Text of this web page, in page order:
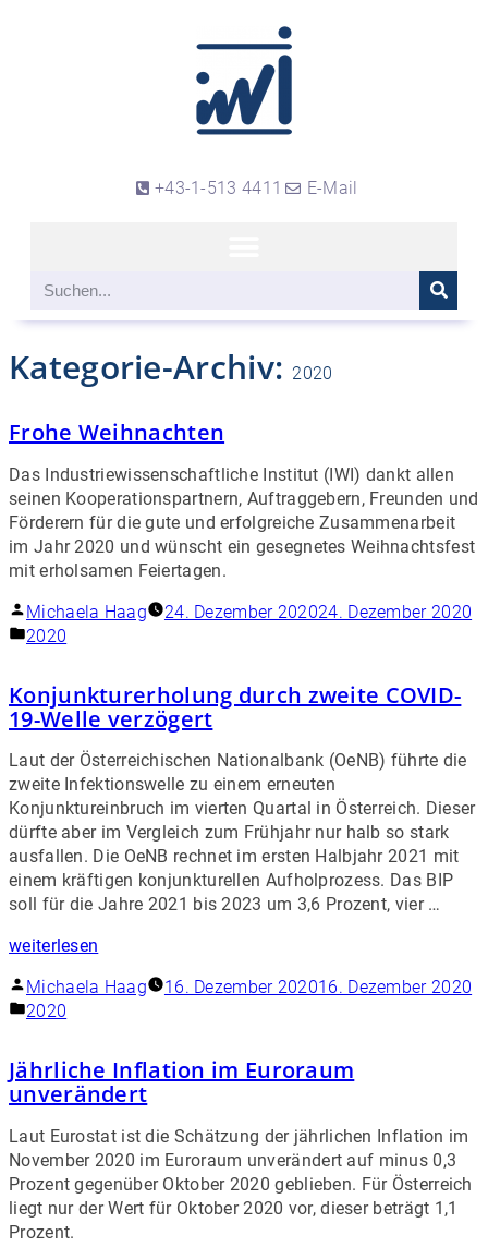
+43-1-513 4411 E-Mail
Kategorie-Archiv: 2020
Frohe Weihnachten
Das Industriewissenschaftliche Institut (IWI) dankt allen
seinen Kooperationspartnern, Auftraggebern, Freunden und
Förderern für die gute und erfolgreiche Zusammenarbeit
im Jahr 2020 und wünscht ein gesegnetes Weihnachtsfest
mit erholsamen Feiertagen.
Michaela Haag
24. Dezember 202024. Dezember 2020
2020
Konjunkturerholung durch zweite COVID-
19-Welle verzögert
Laut der Österreichischen Nationalbank (OeNB) führte die
zweite Infektionswelle zu einem erneuten
Konjunktureinbruch im vierten Quartal in Österreich. Dieser
dürfte aber im Vergleich zum Frühjahr nur halb so stark
ausfallen. Die OeNB rechnet im ersten Halbjahr 2021 mit
einem kräftigen konjunkturellen Aufholprozess. Das BIP
soll für die Jahre 2021 bis 2023 um 3,6 Prozent, vier …
weiterlesen
Michaela Haag
16. Dezember 202016. Dezember 2020
2020
Jährliche Inflation im Euroraum
unverändert
Laut Eurostat ist die Schätzung der jährlichen Inflation im
November 2020 im Euroraum unverändert auf minus 0,3
Prozent gegenüber Oktober 2020 geblieben. Für Österreich
liegt nur der Wert für Oktober 2020 vor, dieser beträgt 1,1
Prozent.